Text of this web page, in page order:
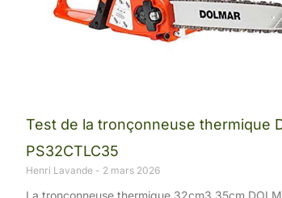
Test de la tronçonneuse thermique
PS32CTLC35
Henri Lavande 2 mars 2026
La tronçonneuse thermique 32cm3 35cm